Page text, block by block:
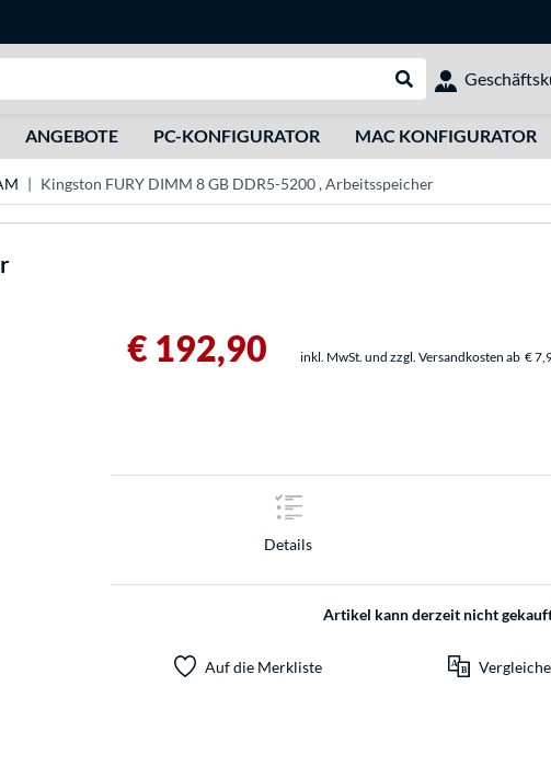
Suche durchführen
ANGEBOTE PC-KONFIGURATOR MAC KONFIGURATOR
Kingston FURY DIMM 8 GB DDR5-5200 , Arbeitsspeicher
€ 192,90 inkl. MwSt. und zzgl. Versandkosten ab €
Details
Artikel kann derzeit nicht
Auf die Merkliste